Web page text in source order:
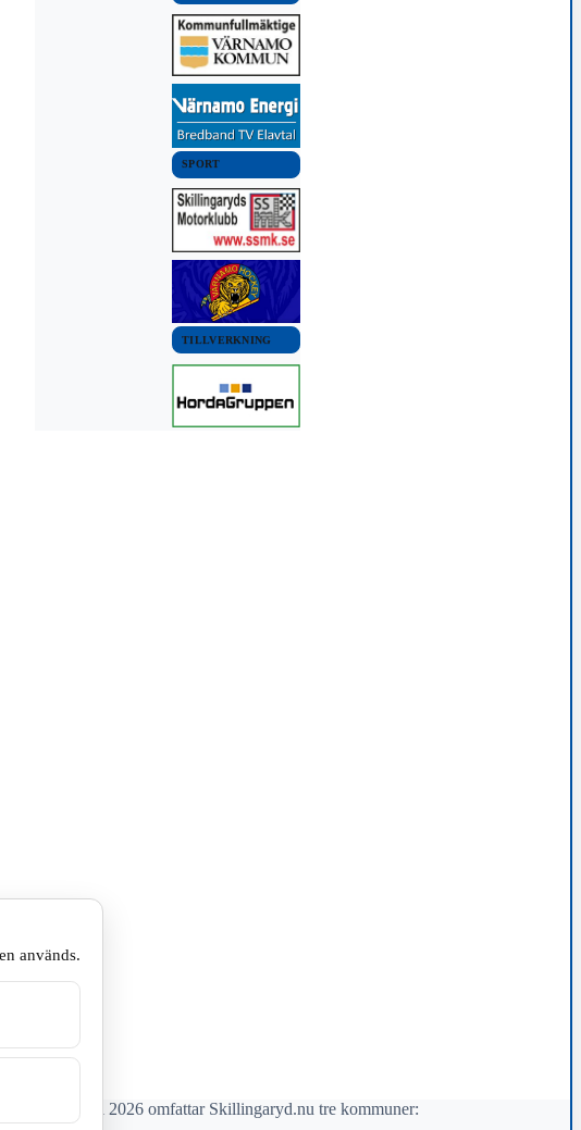
VÄRNAMO KOMMUN
NYHETER
Bildextra: Polisen jagade
kalv
28 september, 2019
16:35
SPORT
TILLVERKNING
Från april 2026 omfattar Skillingaryd.nu tre kommuner:
används.